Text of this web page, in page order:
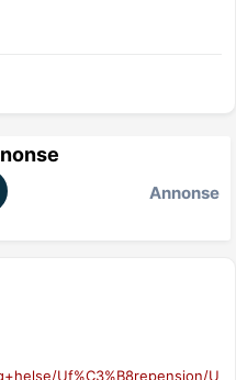
Annonse
Uf%C3%B8repensjon/U